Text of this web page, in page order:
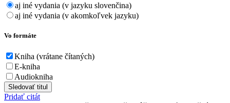
aj iné vydania (v jazyku slovenčina)
aj iné vydania (v akomkoľvek jazyku)
Vo formáte
Kniha (vrátane čítaných)
E-kniha
Audiokniha
Sledovať titul
Pridať citát